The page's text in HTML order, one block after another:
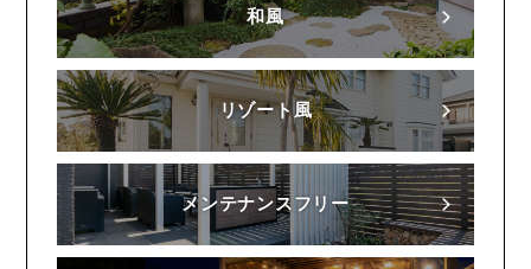
和風
リゾート風
メンテナンスフリー